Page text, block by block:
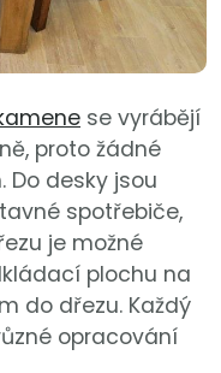
se vyrábějí
proto žádné
Do desky jsou
spotřebiče,
je možné
plochu na
do dřezu. Každý
opracování